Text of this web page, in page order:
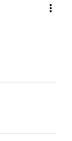
more_vert